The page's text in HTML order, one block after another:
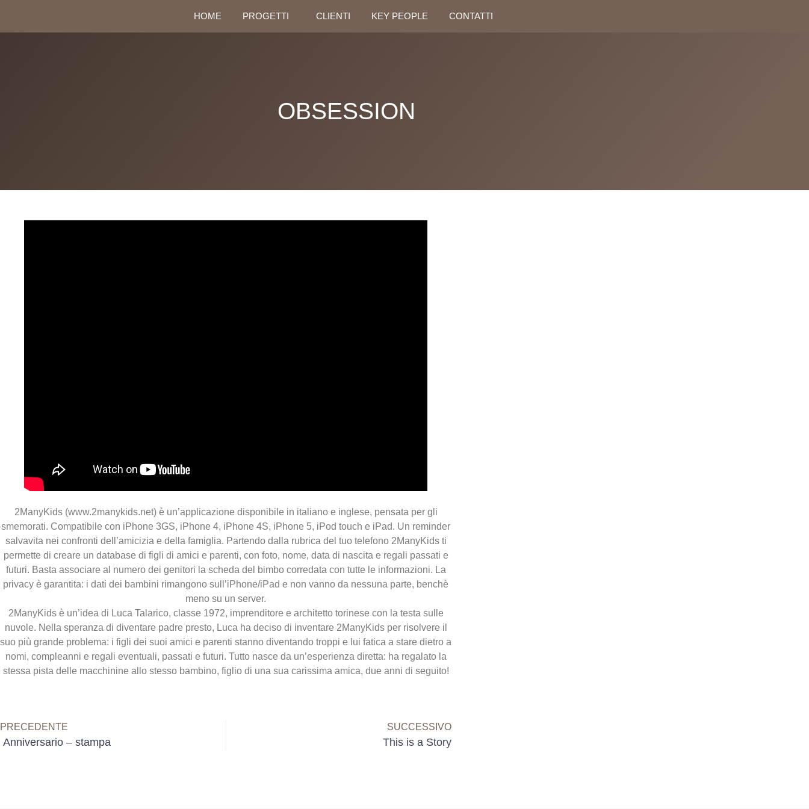
HOME PROGETTI CLIENTI KEY PEOPLE CONTATTI
OBSESSION
2ManyKids (www.2manykids.net) è un’applicazione disponibile in italiano e inglese, pensata per gli
smemorati. Compatibile con iPhone 3GS, iPhone 4, iPhone 4S, iPhone 5, iPod touch e iPad. Un reminder
salvavita nei confronti dell’amicizia e della famiglia. Partendo dalla rubrica del tuo telefono 2ManyKids ti
permette di creare un database di figli di amici e parenti, con foto, nome, data di nascita e regali passati e
futuri. Basta associare al numero dei genitori la scheda del bimbo corredata con tutte le informazioni. La
privacy è garantita: i dati dei bambini rimangono sull’iPhone/iPad e non vanno da nessuna parte, benchè
meno su un server.
2ManyKids è un’idea di Luca Talarico, classe 1972, imprenditore e architetto torinese con la testa sulle
nuvole. Nella speranza di diventare padre presto, Luca ha deciso di inventare 2ManyKids per risolvere il
suo più grande problema: i figli dei suoi amici e parenti stanno diventando troppi e lui fatica a stare dietro a
nomi, compleanni e regali eventuali, passati e futuri. Tutto nasce da un’esperienza diretta: ha regalato la
stessa pista delle macchinine allo stesso bambino, figlio di una sua carissima amica, due anni di seguito!
PRECEDENTE
Anniversario – stampa
SUCCESSIVO
This is a Story